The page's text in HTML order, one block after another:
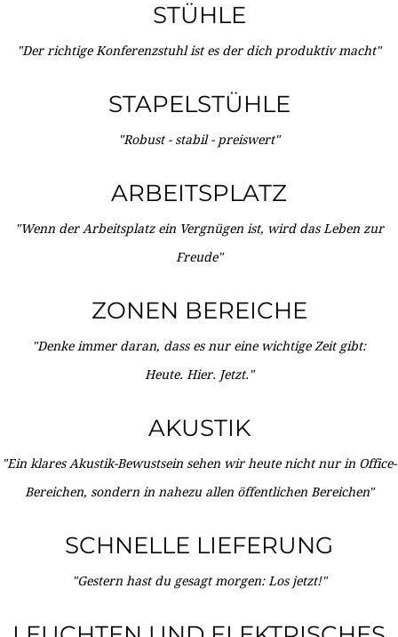
STÜHLE
"Der richtige Konferenzstuhl ist es der dich produktiv macht"
STAPELSTÜHLE
"Robust - stabil - preiswert"
ARBEITSPLATZ
"Wenn der Arbeitsplatz ein Vergnügen ist, wird das Leben zur
Freude"
ZONEN BEREICHE
"Denke immer daran, dass es nur eine wichtige Zeit gibt:
Heute. Hier. Jetzt."
AKUSTIK
"Ein klares Akustik-Bewustsein sehen wir heute nicht nur in Office-
Bereichen, sondern in nahezu allen öffentlichen Bereichen"
SCHNELLE LIEFERUNG
"Gestern hast du gesagt morgen: Los jetzt!"